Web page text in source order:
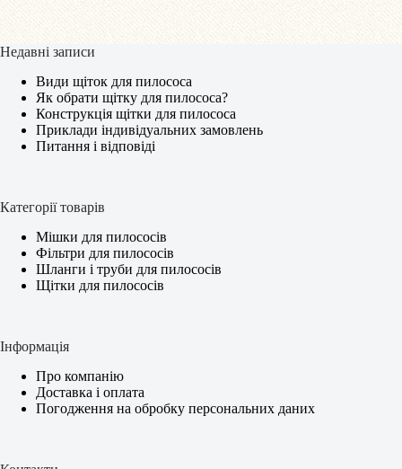
Недавні записи
Види щіток для пилососа
Як обрати щітку для пилососа?
Конструкція щітки для пилососа
Приклади індивідуальних замовлень
Питання і відповіді
Категорії товарів
Мішки для пилососів
Фільтри для пилососів
Шланги і труби для пилососів
Щітки для пилососів
Інформація
Про компанію
Доставка і оплата
Погодження на обробку персональних даних